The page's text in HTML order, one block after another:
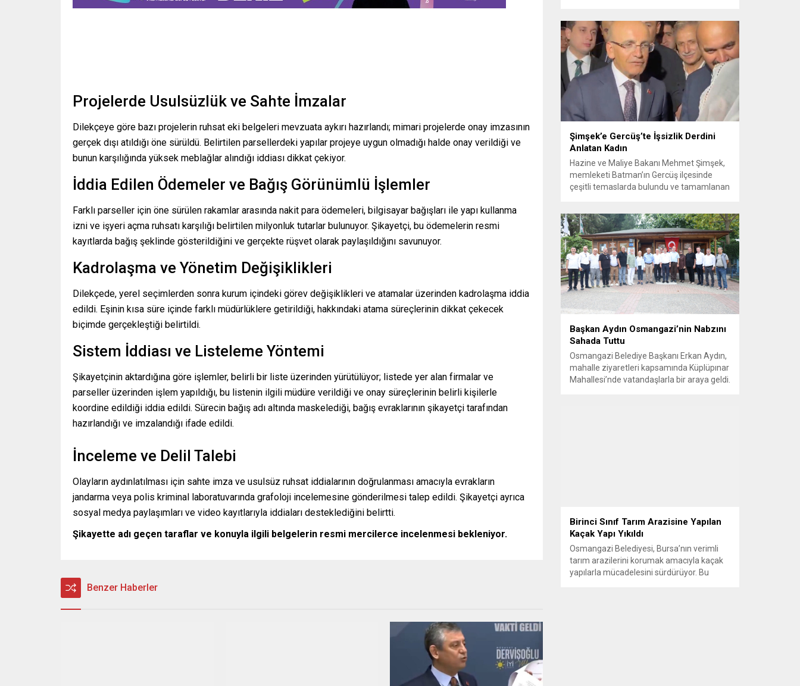
Projelerde Usulsüzlük ve Sahte İmzalar
Dilekçeye göre bazı projelerin ruhsat eki belgeleri mevzuata aykırı hazırlandı; mimari projelerde onay imzasının
gerçek dışı atıldığı öne sürüldü. Belirtilen parsellerdeki yapılar projeye uygun olmadığı halde onay verildiği ve
bunun karşılığında yüksek meblağlar alındığı iddiası dikkat çekiyor.
İddia Edilen Ödemeler ve Bağış Görünümlü İşlemler
Farklı parseller için öne sürülen rakamlar arasında nakit para ödemeleri, bilgisayar bağışları ile yapı kullanma
izni ve işyeri açma ruhsatı karşılığı belirtilen milyonluk tutarlar bulunuyor. Şikayetçi, bu ödemelerin resmi
kayıtlarda bağış şeklinde gösterildiğini ve gerçekte rüşvet olarak paylaşıldığını savunuyor.
Kadrolaşma ve Yönetim Değişiklikleri
Dilekçede, yerel seçimlerden sonra kurum içindeki görev değişiklikleri ve atamalar üzerinden kadrolaşma iddia
edildi. Eşinin kısa süre içinde farklı müdürlüklere getirildiği, hakkındaki atama süreçlerinin dikkat çekecek
biçimde gerçekleştiği belirtildi.
Sistem İddiası ve Listeleme Yöntemi
Şikayetçinin aktardığına göre işlemler, belirli bir liste üzerinden yürütülüyor; listede yer alan firmalar ve
parseller üzerinden işlem yapıldığı, bu listenin ilgili müdüre verildiği ve onay süreçlerinin belirli kişilerle
koordine edildiği iddia edildi. Sürecin bağış adı altında maskelediği, bağış evraklarının şikayetçi tarafından
hazırlandığı ve imzalandığı ifade edildi.
İnceleme ve Delil Talebi
Olayların aydınlatılması için sahte imza ve usulsüz ruhsat iddialarının doğrulanması amacıyla evrakların
jandarma veya polis kriminal laboratuvarında grafoloji incelemesine gönderilmesi talep edildi. Şikayetçi ayrıca
sosyal medya paylaşımları ve video kayıtlarıyla iddiaları desteklediğini belirtti.
Şikayette adı geçen taraflar ve konuyla ilgili belgelerin resmi mercilerce incelenmesi bekleniyor.
Benzer Haberler
milletvekilleri arasında sözlü gerilim
yaşandı, daha sonra fiziksel arbede çıktı.
Görüşme sırasında İyi Parti ile MHP
milletvekilleri arasında söz düellosu
başladı; taraflar birbirlerini sert ifadelerle
eleştirdi. Tartışma...
Şimşek’e Gercüş’te İşsizlik Derdini
Anlatan Kadın
Hazine ve Maliye Bakanı Mehmet Şimşek,
memleketi Batman’ın Gercüş ilçesinde
çeşitli temaslarda bulundu ve tamamlanan
esnada bir yaşlı kadının çocuklarının
işsizliğine dair yakınmasını dinledi. Kadının
dertlerini Kürtçe olarak doğrudan Bakan
Şimşek’e aktarması, orada bulunanların
ilgisini çekti. Şimşek ise samimi bir...
Başkan Aydın Osmangazi’nin Nabzını
Sahada Tuttu
Osmangazi Belediye Başkanı Erkan Aydın,
mahalle ziyaretleri kapsamında Küplüpınar
Mahallesi’nde vatandaşlarla bir araya geldi.
Birinci Sınıf Tarım Arazisine Yapılan
Kaçak Yapı Yıkıldı
Osmangazi Belediyesi, Bursa’nın verimli
tarım arazilerini korumak amacıyla kaçak
yapılarla mücadelesini sürdürüyor. Bu